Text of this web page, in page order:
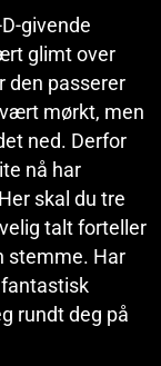
givende
glimt over
den passerer
mørkt, men
ned. Derfor
nå har
skal du tre
talt forteller
stemme. Har
rundt deg på